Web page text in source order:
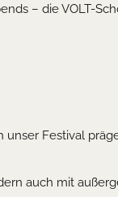
– die VOLT-
unser Festival
auch mit